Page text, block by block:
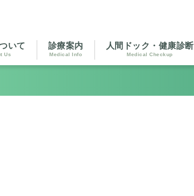
いて
Us
診療案内
Medical Info
人間ドック・健康診断
Medical Checkup